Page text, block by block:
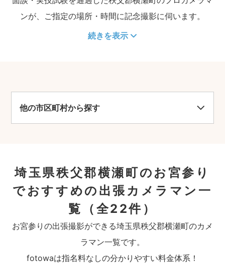
ンが、ご指定の場所・時間に記念撮影に伺います。
続きを表示
他の市区町村から探す
埼玉県秩父郡横瀬町のお宮参り
でおすすめの出張カメラマン一
覧
（全22件）
お宮参りの出張撮影ができる埼玉県秩父郡横瀬町のカメ
ラマン一覧です。
fotowaは指名料なしの分かりやすい料金体系！